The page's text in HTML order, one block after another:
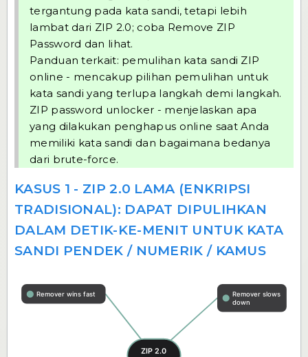
tergantung pada kata sandi, tetapi lebih
lambat dari ZIP 2.0; coba Remove ZIP
Password dan lihat.
Panduan terkait: pemulihan kata sandi ZIP
online - mencakup pilihan pemulihan untuk
kata sandi yang terlupa langkah demi langkah.
ZIP password unlocker - menjelaskan apa
yang dilakukan penghapus online saat Anda
memiliki kata sandi dan bagaimana bedanya
dari brute-force.
KASUS 1 - ZIP 2.0 LAMA (ENKRIPSI
TRADISIONAL): DAPAT DIPULIHKAN
DALAM DETIK-KE-MENIT UNTUK KATA
SANDI PENDEK / NUMERIK / KAMUS